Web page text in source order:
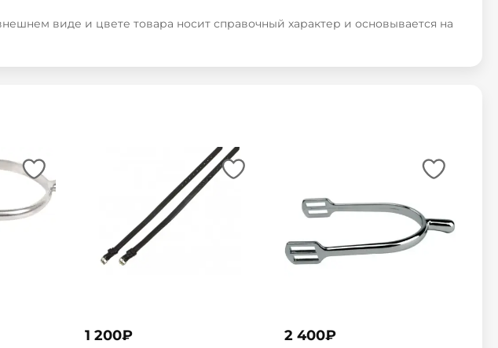
виде и цвете товара носит справочный характер и основывается на
1 200₽
2 400₽